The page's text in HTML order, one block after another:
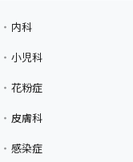
内科
小児科
花粉症
皮膚科
感染症